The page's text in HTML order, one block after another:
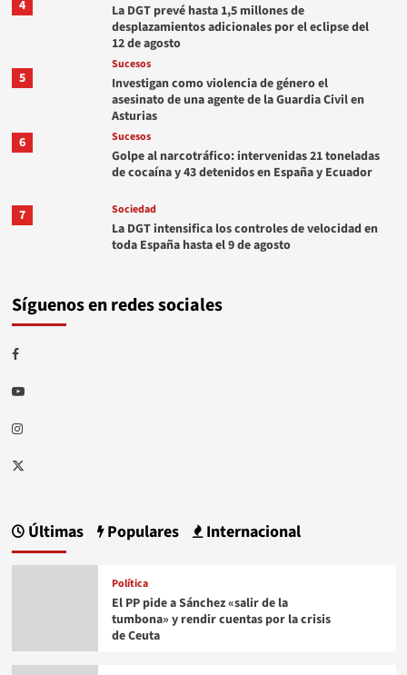
4
La DGT prevé hasta 1,5 millones de
desplazamientos adicionales por el eclipse del
12 de agosto
5
Sucesos
Investigan como violencia de género el
asesinato de una agente de la Guardia Civil en
Asturias
6
Sucesos
Golpe al narcotráfico: intervenidas 21 toneladas
de cocaína y 43 detenidos en España y Ecuador
7 Sociedad
La DGT intensifica los controles de velocidad en
toda España hasta el 9 de agosto
Síguenos en redes sociales
Facebook
Youtube
Instagram
Twitter
Últimas Populares Internacional
Política
El PP pide a Sánchez «salir de la
tumbona» y rendir cuentas por la crisis
de Ceuta